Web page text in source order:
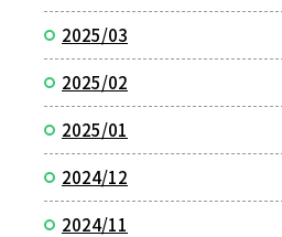
2025/03
2025/02
2025/01
2024/12
2024/11